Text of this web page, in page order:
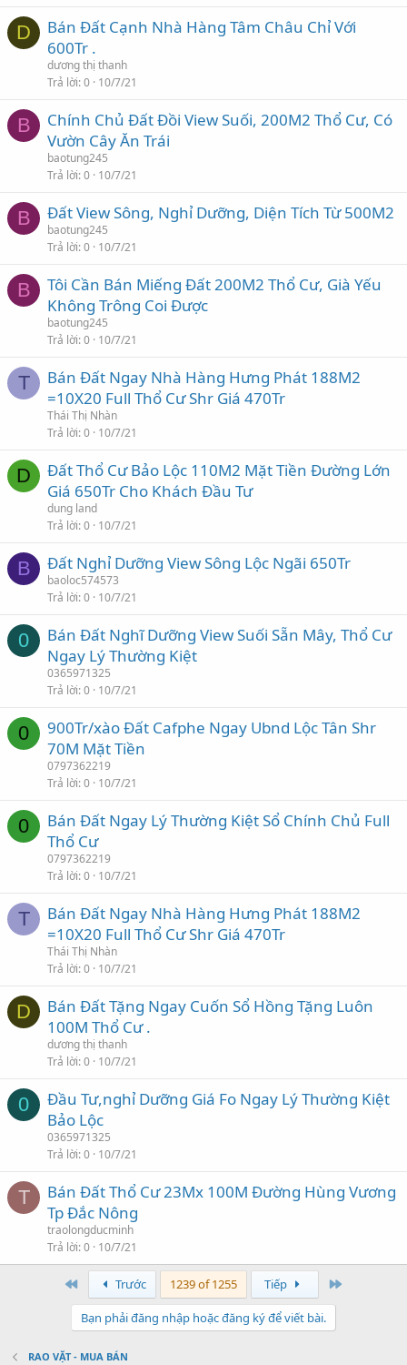
D
Bán Đất Cạnh Nhà Hàng Tâm Châu Chỉ Với
600Tr .
dương thị thanh
Trả lời 0 10/7/21
B
Chính Chủ Đất Đồi View Suối, 200M2 Thổ Cư, Có
Vườn Cây Ăn Trái
baotung245
Trả lời 0 10/7/21
B Đất View Sông, Nghỉ Dưỡng, Diện Tích Từ 500M2
baotung245
Trả lời 0 10/7/21
B
Tôi Cần Bán Miếng Đất 200M2 Thổ Cư, Già Yếu
Không Trông Coi Được
baotung245
Trả lời 0 10/7/21
T
Bán Đất Ngay Nhà Hàng Hưng Phát 188M2
=10X20 Full Thổ Cư Shr Giá 470Tr
Thái Thị Nhàn
Trả lời 0 10/7/21
D
Đất Thổ Cư Bảo Lộc 110M2 Mặt Tiền Đường Lớn
Giá 650Tr Cho Khách Đầu Tư
dung land
Trả lời 0 10/7/21
B Đất Nghỉ Dưỡng View Sông Lộc Ngãi 650Tr
baoloc574573
Trả lời 0 10/7/21
0
Bán Đất Nghĩ Dưỡng View Suối Sẵn Mây, Thổ Cư
Ngay Lý Thường Kiệt
0365971325
Trả lời 0 10/7/21
0
900Tr/xào Đất Cafphe Ngay Ubnd Lộc Tân Shr
70M Mặt Tiền
0797362219
Trả lời 0 10/7/21
0
Bán Đất Ngay Lý Thường Kiệt Sổ Chính Chủ Full
Thổ Cư
0797362219
Trả lời 0 10/7/21
T
Bán Đất Ngay Nhà Hàng Hưng Phát 188M2
=10X20 Full Thổ Cư Shr Giá 470Tr
Thái Thị Nhàn
Trả lời 0 10/7/21
D
Bán Đất Tặng Ngay Cuốn Sổ Hồng Tặng Luôn
100M Thổ Cư .
dương thị thanh
Trả lời 0 10/7/21
0
Đầu Tư,nghỉ Dưỡng Giá Fo Ngay Lý Thường Kiệt
Bảo Lộc
0365971325
Trả lời 0 10/7/21
T
Bán Đất Thổ Cư 23Mx 100M Đường Hùng Vương
Tp Đắc Nông
traolongducminh
Trả lời 0 10/7/21
First Trước 1239 of 1255 Tiếp
Bạn phải đăng nhập hoặc đăng ký để viết bài.
RAO VẶT - MUA BÁN